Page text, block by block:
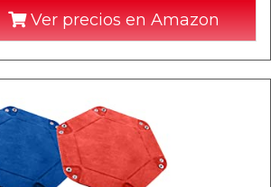
Ver precios en Amazon